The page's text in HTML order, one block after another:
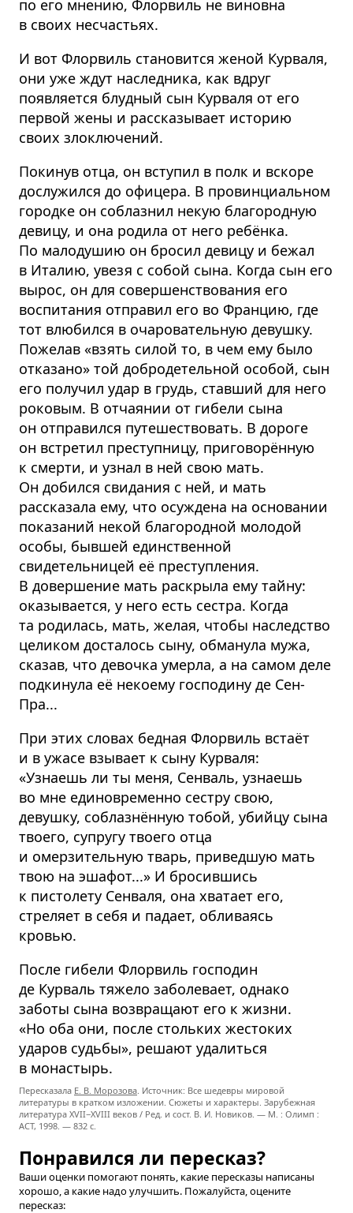
по его мнению, Флорвиль не виновна
в своих несчастьях.
И вот Флорвиль становится женой Курваля,
они уже ждут наследника, как вдруг
появляется блудный сын Курваля от его
первой жены и рассказывает историю
своих злоключений.
Покинув отца, он вступил в полк и вскоре
дослужился до офицера. В провинциальном
городке он соблазнил некую благородную
девицу, и она родила от него ребёнка.
По малодушию он бросил девицу и бежал
в Италию, увезя с собой сына. Когда сын его
вырос, он для совершенствования его
воспитания отправил его во Францию, где
тот влюбился в очаровательную девушку.
Пожелав «взять силой то, в чем ему было
отказано» той добродетельной особой, сын
его получил удар в грудь, ставший для него
роковым. В отчаянии от гибели сына
он отправился путешествовать. В дороге
он встретил преступницу, приговорённую
к смерти, и узнал в ней свою мать.
Он добился свидания с ней, и мать
рассказала ему, что осуждена на основании
показаний некой благородной молодой
особы, бывшей единственной
свидетельницей её преступления.
В довершение мать раскрыла ему тайну:
оказывается, у него есть сестра. Когда
та родилась, мать, желая, чтобы наследство
целиком досталось сыну, обманула мужа,
сказав, что девочка умерла, а на самом деле
подкинула её некоему господину де Сен-
Пра...
При этих словах бедная Флорвиль встаёт
и в ужасе взывает к сыну Курваля:
«Узнаешь ли ты меня, Сенваль, узнаешь
во мне единовременно сестру свою,
девушку, соблазнённую тобой, убийцу сына
твоего, супругу твоего отца
и омерзительную тварь, приведшую мать
твою на эшафот...» И бросившись
к пистолету Сенваля, она хватает его,
стреляет в себя и падает, обливаясь
кровью.
После гибели Флорвиль господин
де Курваль тяжело заболевает, однако
заботы сына возвращают его к жизни.
«Но оба они, после стольких жестоких
ударов судьбы», решают удалиться
в монастырь.
Пересказала Е. В. Морозова . Источник: Все шедевры мировой
литературы в кратком изложении. Сюжеты и характеры. Зарубежная
литература XVII−XVIII веков / Ред. и сост. В. И. Новиков. — М. : Олимп :
ACT, 1998. — 832 с.
Понравился ли пересказ?
Ваши оценки помогают понять, какие пересказы написаны
хорошо, а какие надо улучшить. Пожалуйста, оцените
пересказ: